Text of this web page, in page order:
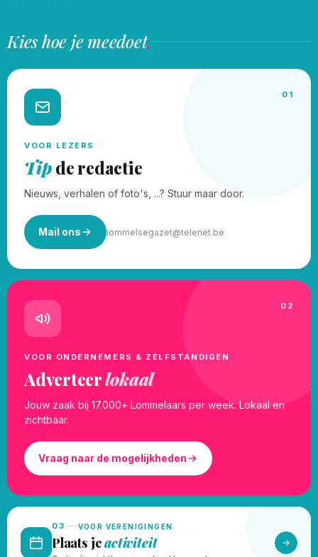
Kies hoe je meedoet.
01
VOOR LEZERS
Tipde redactie
Nieuws, verhalen of foto's, ...? Stuur maar door.
Mail ons lommelsegazet@telenet.be
02
VOOR ONDERNEMERS & ZELFSTANDIGEN
Adverteerlokaal
Jouw zaak bij 17.000+ Lommelaars per week. Lokaal en
zichtbaar.
Vraag naar de mogelijkheden
03 VOOR VERENIGINGEN
Plaats jeactiviteit